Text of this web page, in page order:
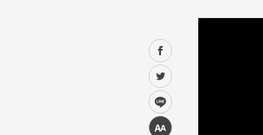
facebook
twitter
line
中